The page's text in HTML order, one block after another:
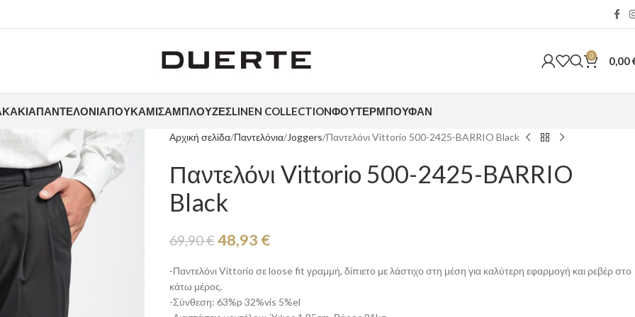
0 0,00
ΠΑΝΤΕΛΌΝΙΑΠΟΥΚΆΜΙΣΑΜΠΛΟΎΖΕΣLINEN COLLECTIONΦΟΎΤΕΡΜΠΟΥΦΆΝ
Αρχική σελίδα Παντελόνια Joggers Παντελόνι Vittorio 500-2425-BARRIO Black
Παντελόνι Vittorio 500-2425-BARRIO
Black
69,90€48,93 €
-Παντελόνι Vittorio σε loose fit γραμμή, δίπιετο με λάστιχο στη μέση για καλύτερη εφαρμογή και ρεβέρ στο
κάτω μέρος.
-Σύνθεση: 63%p 32%vis 5%el